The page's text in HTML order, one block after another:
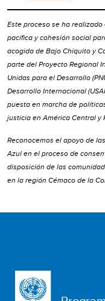
Este proceso se ha
pacífica y cohesión social
acogida de Bajo Chiquito y
parte del Proyecto Regional
Unidas para el Desarrollo
Desarrollo Internacional
puesta en marcha de
justicia en América Central y
Reconocemos el apoyo de
Azul en el proceso de
disposición de las
en la región Cémaco de la